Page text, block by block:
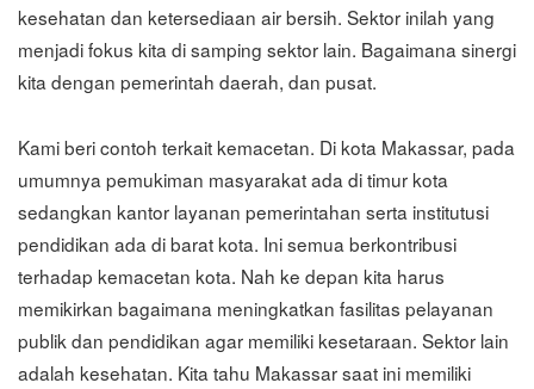
kesehatan dan ketersediaan air bersih. Sektor inilah yang
menjadi fokus kita di samping sektor lain. Bagaimana sinergi
kita dengan pemerintah daerah, dan pusat.
Kami beri contoh terkait kemacetan. Di kota Makassar, pada
umumnya pemukiman masyarakat ada di timur kota
sedangkan kantor layanan pemerintahan serta institutusi
pendidikan ada di barat kota. Ini semua berkontribusi
terhadap kemacetan kota. Nah ke depan kita harus
memikirkan bagaimana meningkatkan fasilitas pelayanan
publik dan pendidikan agar memiliki kesetaraan. Sektor lain
adalah kesehatan. Kita tahu Makassar saat ini memiliki